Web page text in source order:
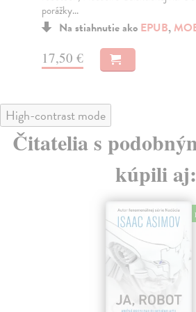
Na stiahnutie ako
High-contrast mode
Čitatelia s
kúpili aj: